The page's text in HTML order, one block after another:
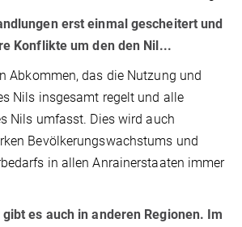
erst einmal gescheitert und
Konflikte um den den Nil...
Abkommen, das die Nutzung und
Nils insgesamt regelt und alle
Nils umfasst. Dies wird auch
Bevölkerungswachstums und
in allen Anrainerstaaten immer
es auch in anderen Regionen. Im